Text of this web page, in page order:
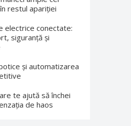
restul apariției
electrice conectate:
siguranță și
și automatizarea
te ajută să închei
de haos